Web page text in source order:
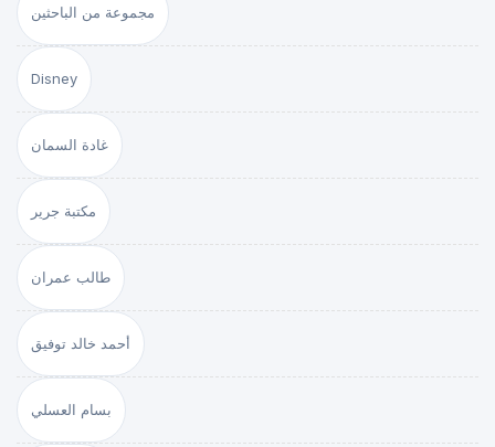
مجموعة من الباحثين
Disney
غادة السمان
مكتبة جرير
طالب عمران
أحمد خالد توفيق
بسام العسلي